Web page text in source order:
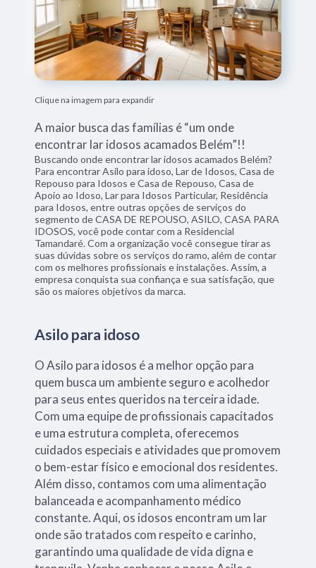
Clique na imagem para expandir
A maior busca das famílias é “um onde
encontrar lar idosos acamados Belém”!!
Buscando onde encontrar lar idosos acamados Belém?
Para encontrar Asilo para idoso, Lar de Idosos, Casa de
Repouso para Idosos e Casa de Repouso, Casa de
Apoio ao Idoso, Lar para Idosos Particular, Residência
para Idosos, entre outras opções de serviços do
segmento de CASA DE REPOUSO, ASILO, CASA PARA
IDOSOS, você pode contar com a Residencial
Tamandaré. Com a organização você consegue tirar as
suas dúvidas sobre os serviços do ramo, além de contar
com os melhores profissionais e instalações. Assim, a
empresa conquista sua confiança e sua satisfação, que
são os maiores objetivos da marca.
Asilo para idoso
O Asilo para idosos é a melhor opção para
quem busca um ambiente seguro e acolhedor
para seus entes queridos na terceira idade.
Com uma equipe de profissionais capacitados
e uma estrutura completa, oferecemos
cuidados especiais e atividades que promovem
o bem-estar físico e emocional dos residentes.
Além disso, contamos com uma alimentação
balanceada e acompanhamento médico
constante. Aqui, os idosos encontram um lar
onde são tratados com respeito e carinho,
garantindo uma qualidade de vida digna e